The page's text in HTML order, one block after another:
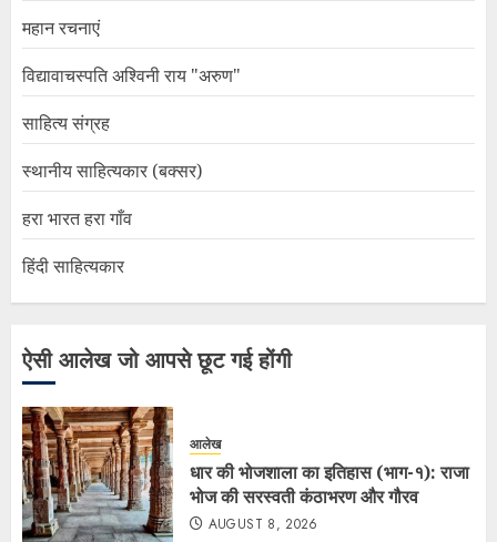
महान रचनाएं
विद्यावाचस्पति अश्विनी राय "अरुण"
साहित्य संग्रह
स्थानीय साहित्यकार (बक्सर)
हरा भारत हरा गाँव
हिंदी साहित्यकार
ऐसी आलेख जो आपसे छूट गई होंगी
आलेख
धार की भोजशाला का इतिहास (भाग-१): राजा
भोज की सरस्वती कंठाभरण और गौरव
AUGUST 8, 2026